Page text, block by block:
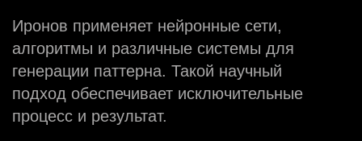
Иронов применяет нейронные сети,
алгоритмы и различные системы для
генерации паттерна. Такой научный
подход обеспечивает исключительные
процесс и результат.